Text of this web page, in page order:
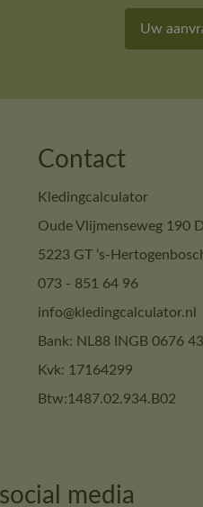
Uw
Contact
Kledingcalculator
Oude Vlijmenseweg 190
5223 GT ‘s-
073 - 851 64 96
info@kledingcalculator.nl
Bank: NL88 INGB 0676
Kvk: 17164299
Btw:1487.02.934.B02
media